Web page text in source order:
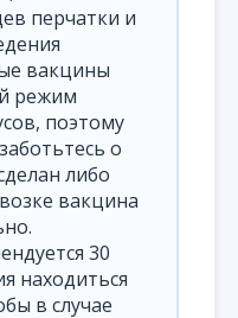
перчатки и
вакцины
режим
поэтому
о
либо
вакцина
30
находиться
в случае